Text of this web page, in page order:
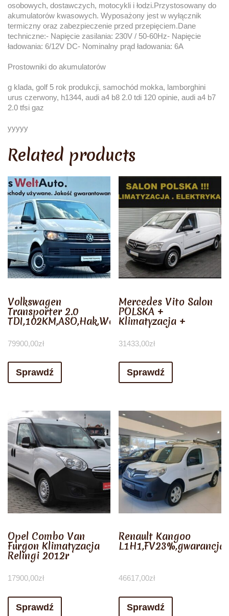
osobowych, dostawczych, motocykli i łodzi.Przystosowany do
akumulatorów kwasowych. Wyposażony jest w wyłącznik
termiczny oraz zabezpieczenie przed przepięciem.Dane
techniczne:- Napięcie zasilania: 230V / 50-60Hz- Napięcie
ładowania: 6/12V DC- Nominalny prąd ładowania: 6A
Prostowniki do akumulatorów
g klada, golf 5 rok produkcji, samochód mokka, lamborghini
urus czerwony, h1344, audi a4 b8 2.0 tdi 120 opinie, audi a4 b7
2.0 tfsi gaz
yyyyy
Related products
Volkswagen
Transporter 2.0
TDI,102KM,ASO,Hak,Webas
79900,00zł
Sprawdź
Mercedes Vito Salon
POLSKA +
Klimatyzacja +
31433,00zł
Sprawdź
Opel Combo Van
Furgon Klimatyzacja
Relingi 2012r
17900,00zł
Sprawdź
Renault Kangoo
46617,00zł
Sprawdź